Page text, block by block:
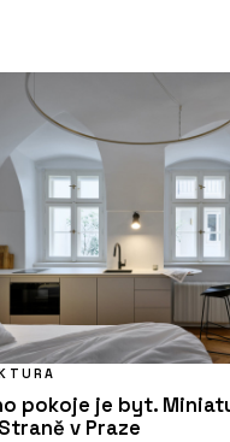
pokoje je byt.
v Praze